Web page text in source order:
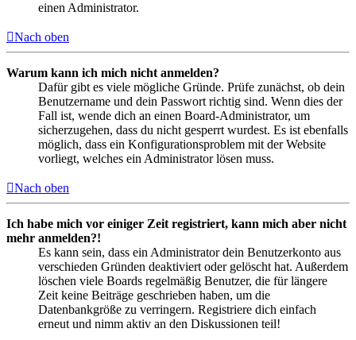
einen Administrator.
Nach oben
Warum kann ich mich nicht anmelden?
Dafür gibt es viele mögliche Gründe. Prüfe zunächst, ob dein
Benutzername und dein Passwort richtig sind. Wenn dies der
Fall ist, wende dich an einen Board-Administrator, um
sicherzugehen, dass du nicht gesperrt wurdest. Es ist ebenfalls
möglich, dass ein Konfigurationsproblem mit der Website
vorliegt, welches ein Administrator lösen muss.
Nach oben
Ich habe mich vor einiger Zeit registriert, kann mich aber nicht
mehr anmelden?!
Es kann sein, dass ein Administrator dein Benutzerkonto aus
verschieden Gründen deaktiviert oder gelöscht hat. Außerdem
löschen viele Boards regelmäßig Benutzer, die für längere
Zeit keine Beiträge geschrieben haben, um die
Datenbankgröße zu verringern. Registriere dich einfach
erneut und nimm aktiv an den Diskussionen teil!